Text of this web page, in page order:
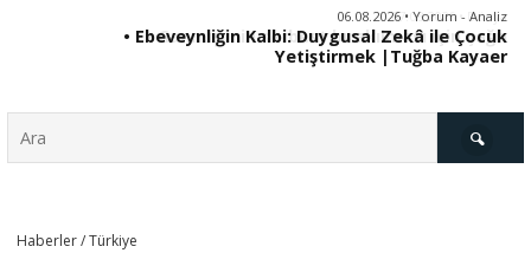
06.08.2026 • Yorum - Analiz
• Ebeveynliğin Kalbi: Duygusal Zekâ ile Çocuk
Yetiştirmek |Tuğba Kayaer
Haberler / Türkiye